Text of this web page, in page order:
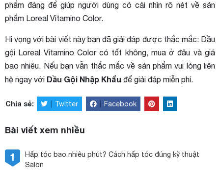
phẩm đáng để giúp người dùng có cái nhìn rõ nét về sản
phẩm Loreal Vitamino Color.
Hi vọng với bài viết này bạn đã giải đáp được thắc mắc: Dầu
gội Loreal Vitamino Color có tốt không, mua ở đâu và giá
bao nhiêu. Nếu bạn vẫn thắc mắc về sản phẩm vui lòng liên
hệ ngay với Dầu Gội Nhập Khẩu để giải đáp miễn phí.
Chia sẻ: Twitter Facebook
Bài viết xem nhiều
1
Hấp tóc bao nhiêu phút? Cách hấp tóc đúng kỹ thuật
Salon